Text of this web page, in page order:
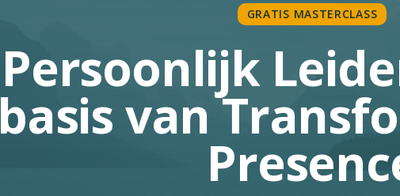
GRATIS MASTERCLASS
Persoonlijk
basis van